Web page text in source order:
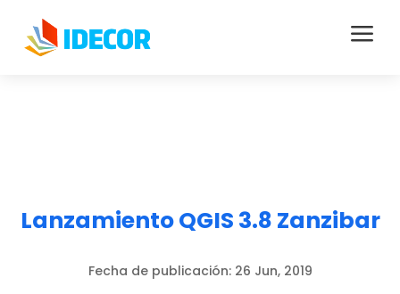
a
Lanzamiento QGIS 3.8 Zanzibar
Fecha de publicación: 26 Jun, 2019